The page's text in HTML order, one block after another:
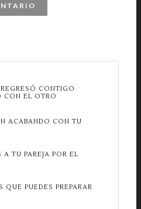
CONTIGO
CON EL OTRO
ACABANDO CON TU
TU PAREJA POR EL
QUE PUEDES PREPARAR